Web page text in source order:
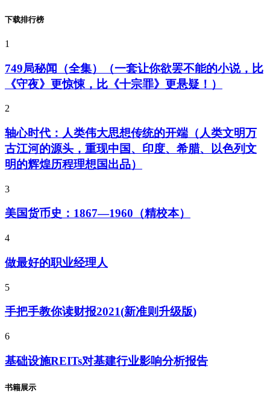
下载排行榜
1
749局秘闻（全集）（一套让你欲罢不能的小说，比
《守夜》更惊悚，比《十宗罪》更悬疑！）
2
轴心时代：人类伟大思想传统的开端（人类文明万
古江河的源头，重现中国、印度、希腊、以色列文
明的辉煌历程理想国出品）
3
美国货币史：1867—1960（精校本）
4
做最好的职业经理人
5
手把手教你读财报2021(新准则升级版)
6
基础设施REITs对基建行业影响分析报告
书籍展示